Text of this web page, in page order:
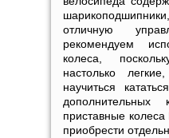
отличную
рекомендуем
колеса,
настолько
научиться
приставные
приобрести